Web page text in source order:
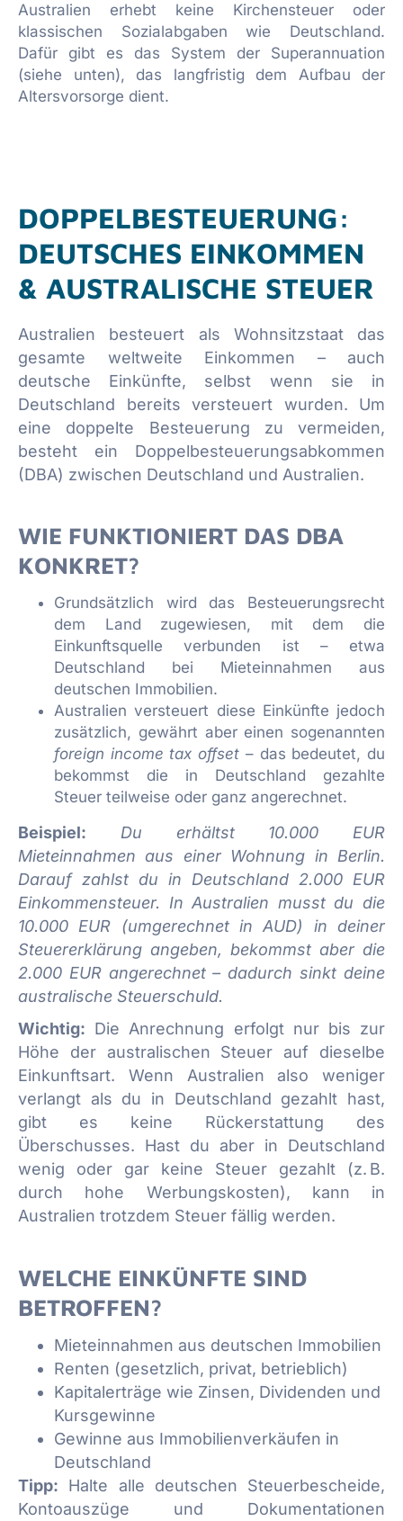
Australien erhebt keine Kirchensteuer oder
klassischen Sozialabgaben wie Deutschland.
Dafür gibt es das System der Superannuation
(siehe unten), das langfristig dem Aufbau der
Altersvorsorge dient.
DOPPELBESTEUERUNG:
DEUTSCHES EINKOMMEN
& AUSTRALISCHE STEUER
Australien besteuert als Wohnsitzstaat das
gesamte weltweite Einkommen – auch
deutsche Einkünfte, selbst wenn sie in
Deutschland bereits versteuert wurden. Um
eine doppelte Besteuerung zu vermeiden,
besteht ein Doppelbesteuerungsabkommen
(DBA) zwischen Deutschland und Australien.
WIE FUNKTIONIERT DAS DBA
KONKRET?
Grundsätzlich wird das Besteuerungsrecht
dem Land zugewiesen, mit dem die
Einkunftsquelle verbunden ist – etwa
Deutschland bei Mieteinnahmen aus
deutschen Immobilien.
Australien versteuert diese Einkünfte jedoch
zusätzlich, gewährt aber einen sogenannten
foreign income tax offset – das bedeutet, du
bekommst die in Deutschland gezahlte
Steuer teilweise oder ganz angerechnet.
Beispiel:
Du erhältst 10.000 EUR
Mieteinnahmen aus einer Wohnung in Berlin.
Darauf zahlst du in Deutschland 2.000 EUR
Einkommensteuer. In Australien musst du die
10.000 EUR (umgerechnet in AUD) in deiner
Steuererklärung angeben, bekommst aber die
2.000 EUR angerechnet – dadurch sinkt deine
australische Steuerschuld.
Wichtig: Die Anrechnung erfolgt nur bis zur
Höhe der australischen Steuer auf dieselbe
Einkunftsart. Wenn Australien also weniger
verlangt als du in Deutschland gezahlt hast,
gibt es keine Rückerstattung des
Überschusses. Hast du aber in Deutschland
wenig oder gar keine Steuer gezahlt (z. B.
durch hohe Werbungskosten), kann in
Australien trotzdem Steuer fällig werden.
WELCHE EINKÜNFTE SIND
BETROFFEN?
Mieteinnahmen aus deutschen Immobilien
Renten (gesetzlich, privat, betrieblich)
Kapitalerträge wie Zinsen, Dividenden und
Kursgewinne
Gewinne aus Immobilienverkäufen in
Deutschland
Tipp: Halte alle deutschen Steuerbescheide,
Kontoauszüge und Dokumentationen